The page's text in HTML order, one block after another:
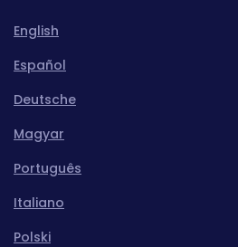
English
Español
Deutsche
Magyar
Português
Italiano
Polski